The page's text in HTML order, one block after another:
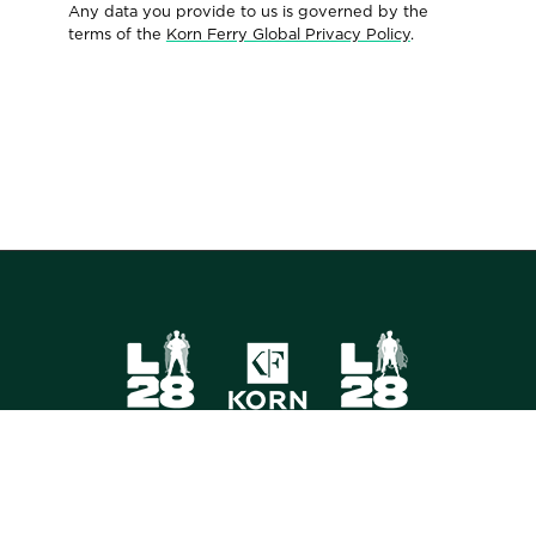
Any data you provide to us is governed by the
terms of the Korn Ferry Global Privacy Policy.